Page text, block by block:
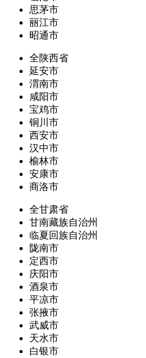
思茅市
丽江市
昭通市
全陕西省
延安市
渭南市
咸阳市
宝鸡市
铜川市
西安市
汉中市
榆林市
安康市
商洛市
全甘肃省
甘南藏族自治州
临夏回族自治州
陇南市
定西市
庆阳市
酒泉市
平凉市
张掖市
武威市
天水市
白银市